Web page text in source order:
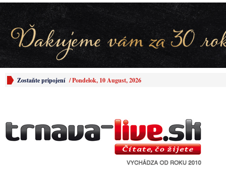
Zostaňte pripojení /Pondelok, 10 August, 2026